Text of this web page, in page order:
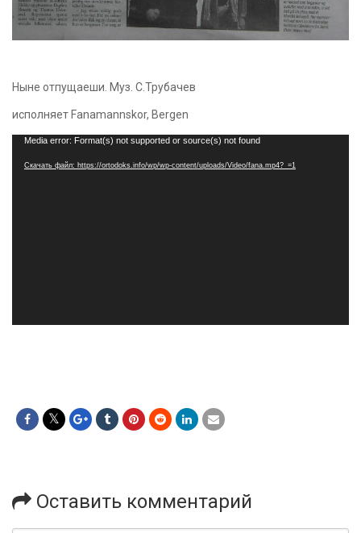
Ныне отпущаеши. Муз. С.Трубачев
исполняет Fanamannskor, Bergen
Видеоплеер
Media error: Format(s) not supported or source(s) not found
Скачать файл: https://ortodoks.info/wp/wp-content/uploads/Video/fana.mp4?_=1
Оставить комментарий